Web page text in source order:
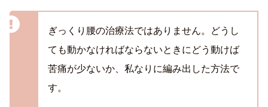
ぎっくり腰の治療法ではありません。どうし
ても動かなければならないときにどう動けば
苦痛が少ないか、私なりに編み出した方法で
す。